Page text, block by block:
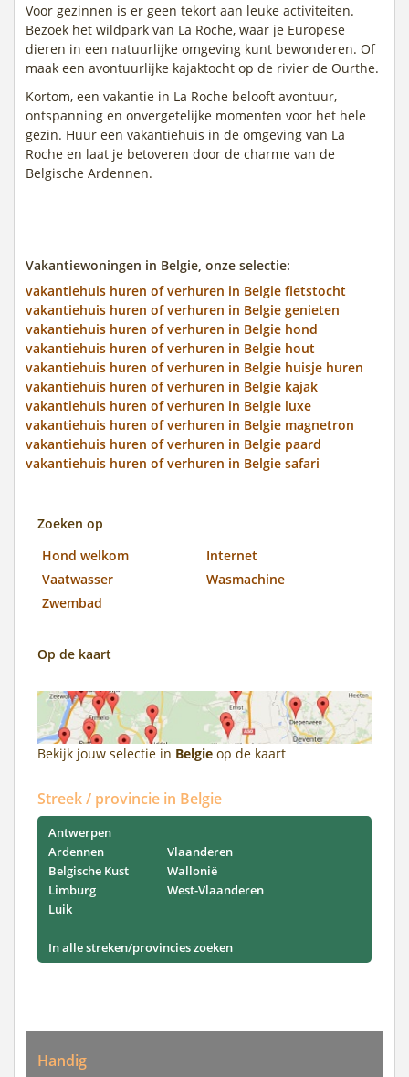
Voor gezinnen is er geen tekort aan leuke activiteiten.
Bezoek het wildpark van La Roche, waar je Europese
dieren in een natuurlijke omgeving kunt bewonderen. Of
maak een avontuurlijke kajaktocht op de rivier de Ourthe.
Kortom, een vakantie in La Roche belooft avontuur,
ontspanning en onvergetelijke momenten voor het hele
gezin. Huur een vakantiehuis in de omgeving van La
Roche en laat je betoveren door de charme van de
Belgische Ardennen.
Vakantiewoningen in Belgie, onze selectie:
vakantiehuis huren of verhuren in Belgie fietstocht
vakantiehuis huren of verhuren in Belgie genieten
vakantiehuis huren of verhuren in Belgie hond
vakantiehuis huren of verhuren in Belgie hout
vakantiehuis huren of verhuren in Belgie huisje huren
vakantiehuis huren of verhuren in Belgie kajak
vakantiehuis huren of verhuren in Belgie luxe
vakantiehuis huren of verhuren in Belgie magnetron
vakantiehuis huren of verhuren in Belgie paard
vakantiehuis huren of verhuren in Belgie safari
Zoeken op
Hond welkom
Internet
Vaatwasser
Wasmachine
Zwembad
Op de kaart
Bekijk jouw selectie in Belgie op de kaart
Streek / provincie in Belgie
Antwerpen
Ardennen
Belgische Kust
Limburg
Luik
Vlaanderen
Wallonië
West-Vlaanderen
In alle streken/provincies zoeken
Handig